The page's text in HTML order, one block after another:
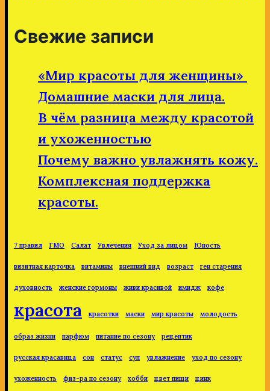
Свежие записи
«Мир красоты для женщины»
Домашние маски для лица.
В чём разница между красотой
и ухоженностью
Почему важно увлажнять кожу.
Комплексная поддержка
красоты.
7 правил ГМО Салат Увлечения Уход за лицом Юность
визитная карточка витамины внешний вид возраст ген старения
духовность женские гормоны живи красивой имидж кофе
красота красотки маски мир красоты молодость
образ жизни парфюм питание по сезону рецептик
русская красавица сон статус суп увлажнение уход по сезону
ухоженность физ-ра по сезону хобби цвет пищи цинк